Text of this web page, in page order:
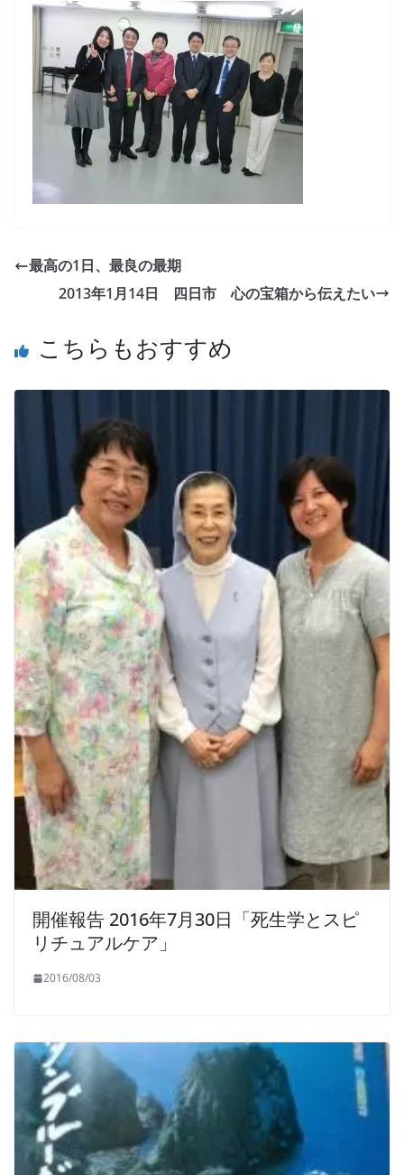
最高の1日、最良の最期
2013年1月14日 四日市 心の宝箱から伝えたい
こちらもおすすめ
開催報告 2016年7月30日「死生学とスピ
リチュアルケア」
2016/08/03